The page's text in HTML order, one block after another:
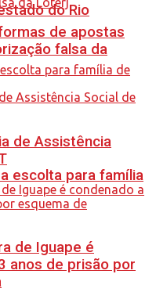
do Rio
escolta para família
de apostas
falsa da
de Assistência
de Iguape é
anos de prisão por